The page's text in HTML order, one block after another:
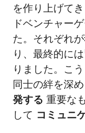
を作り上げて
ドベンチャー
た。それぞれ
り、最終的に
りました。こ
同士の絆を深
発する 重要な
して コミュニ